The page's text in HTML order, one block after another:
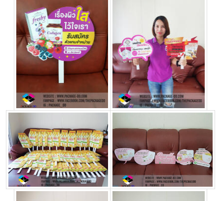
กล่อง
ครีม
รับ
ทำ
กล่อง
อาหาร
เสริม
โรงงาน
ผลิต
กล่อง